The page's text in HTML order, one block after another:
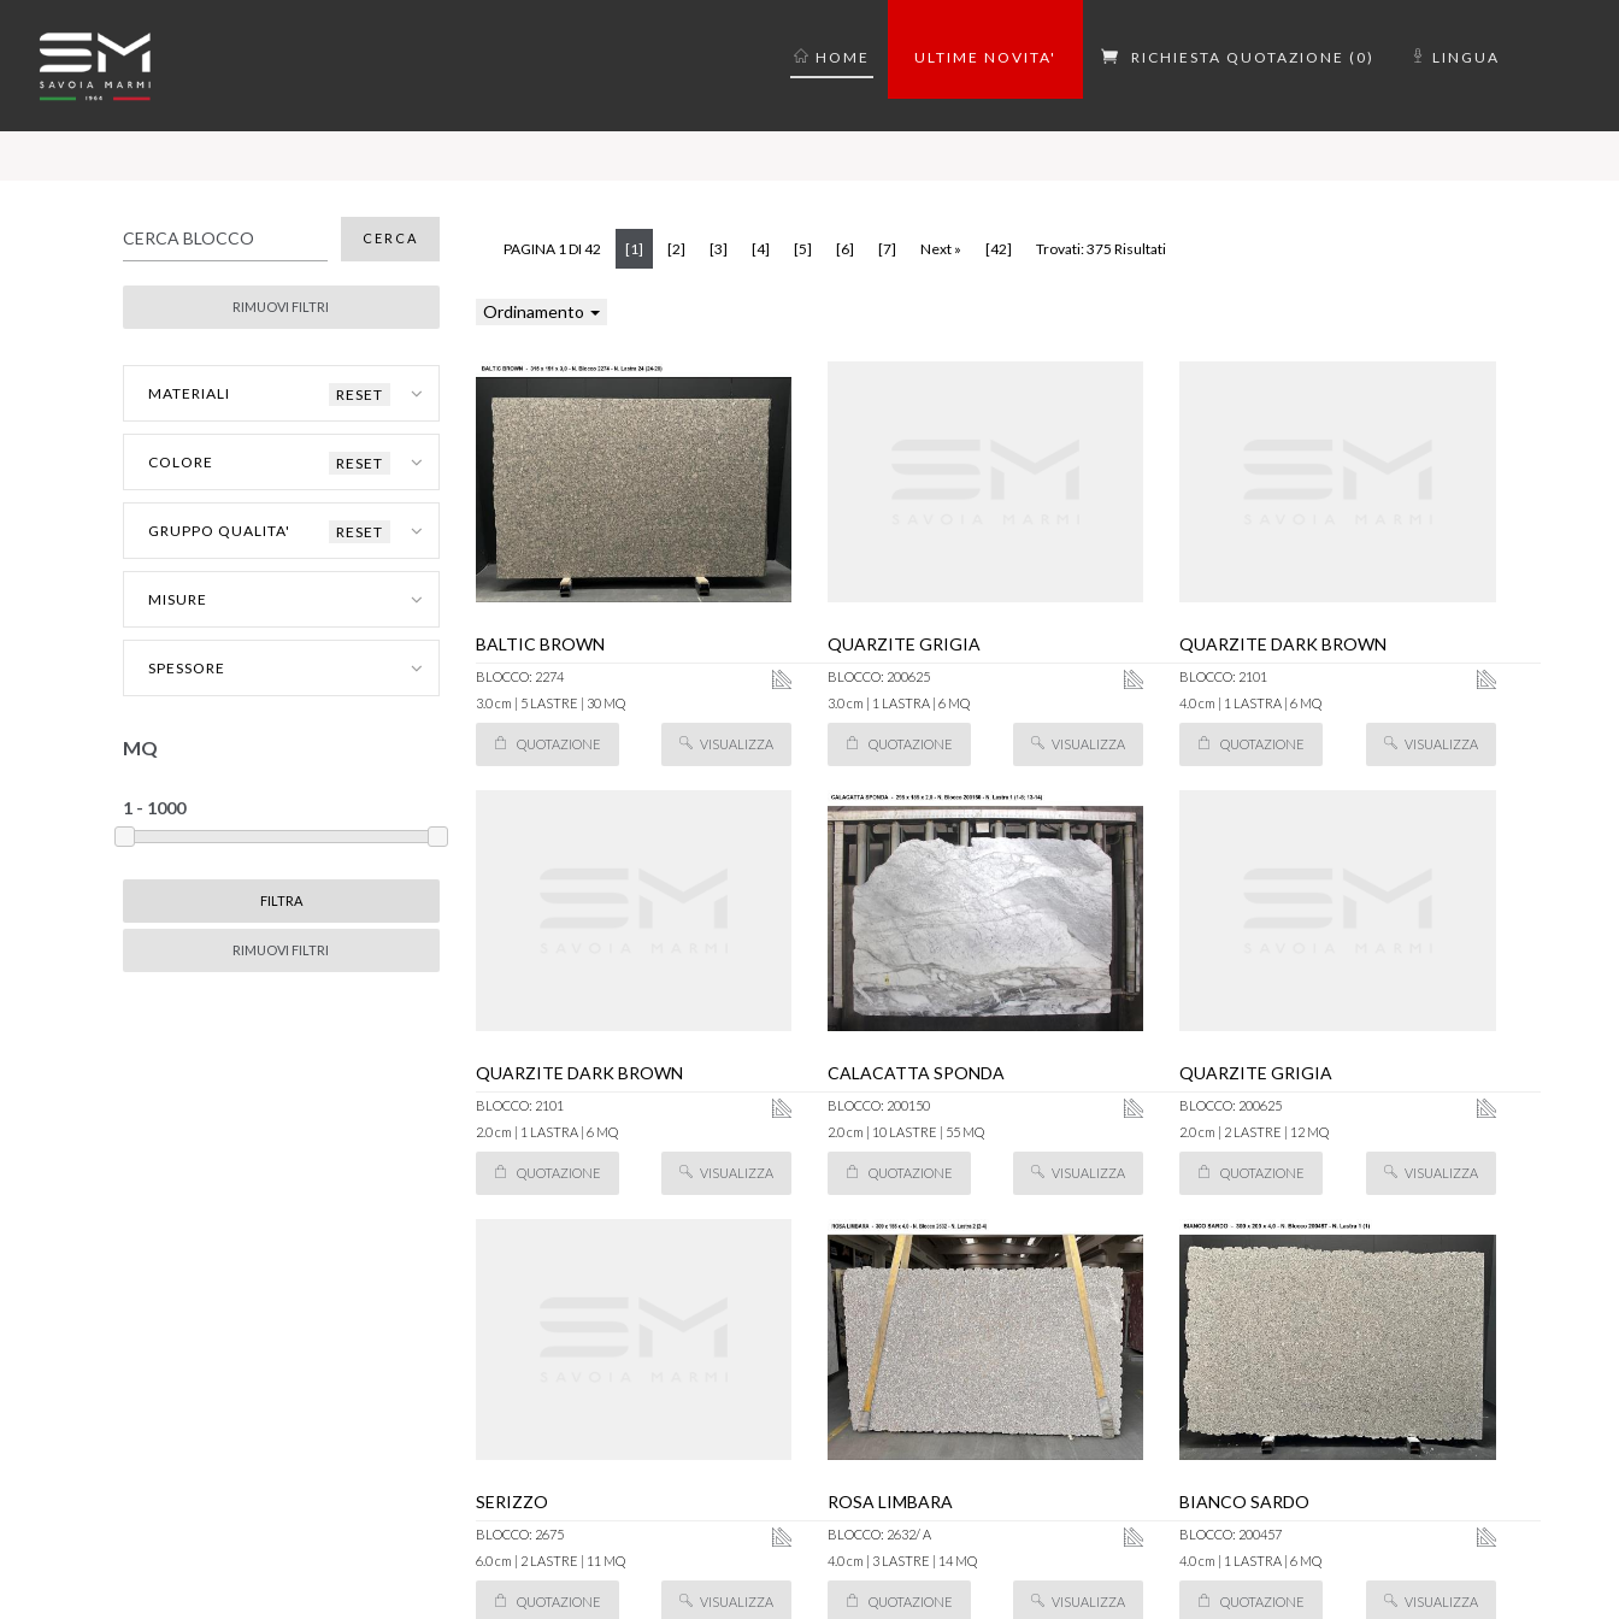
HOME ULTIME NOVITA' RICHIESTA QUOTAZIONE (0) LINGUA
MATERIALI RESET
COLORE RESET
GRUPPO QUALITA' RESET
MISURE
SPESSORE
MQ
RIMUOVI FILTRI
PAGINA 1 DI 42 [1](current)
[2] [3] [4] [5] [6] [7] Next » [42] Trovati: 375 Risultati
Ordinamento
BALTIC BROWN
BLOCCO: 2274
3.0 cm | 5 LASTRE | 30 MQ
QUOTAZIONE VISUALIZZA
QUARZITE GRIGIA
BLOCCO: 200625
3.0 cm | 1 LASTRA | 6 MQ
QUOTAZIONE VISUALIZZA
QUARZITE DARK BROWN
BLOCCO: 2101
4.0 cm | 1 LASTRA | 6 MQ
QUOTAZIONE VISUALIZZA
QUARZITE DARK BROWN
BLOCCO: 2101
2.0 cm | 1 LASTRA | 6 MQ
QUOTAZIONE VISUALIZZA
CALACATTA SPONDA
BLOCCO: 200150
2.0 cm | 10 LASTRE | 55 MQ
QUOTAZIONE VISUALIZZA
QUARZITE GRIGIA
BLOCCO: 200625
2.0 cm | 2 LASTRE | 12 MQ
QUOTAZIONE VISUALIZZA
SERIZZO
BLOCCO: 2675
6.0 cm | 2 LASTRE | 11 MQ
QUOTAZIONE VISUALIZZA
ROSA LIMBARA
BLOCCO: 2632/ A
4.0 cm | 3 LASTRE | 14 MQ
QUOTAZIONE VISUALIZZA
BIANCO SARDO
BLOCCO: 200457
4.0 cm | 1 LASTRA | 6 MQ
QUOTAZIONE VISUALIZZA